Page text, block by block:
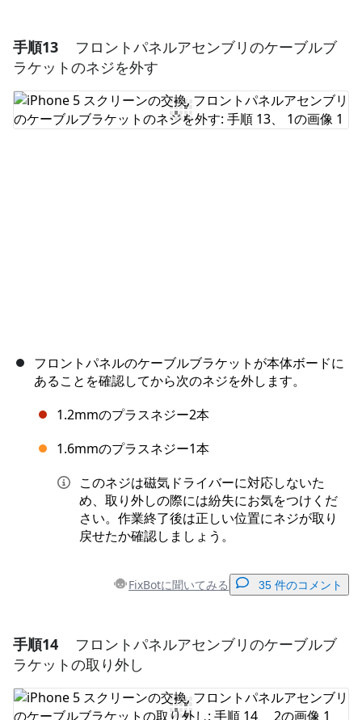
コメントを追加
コメントを追加
手順13
フロントパネルアセンブリのケーブルブ
ラケットのネジを外す
フロントパネルのケーブルブラケットが本体ボードに
あることを確認してから次のネジを外します。
1.2mmのプラスネジー2本
1.6mmのプラスネジー1本
このネジは磁気ドライバーに対応しないた
め、取り外しの際には紛失にお気をつけくだ
さい。作業終了後は正しい位置にネジが取り
戻せたか確認しましょう。
FixBotに聞いてみる 35 件のコメント
コメントを追加
コメントを追加
手順14
フロントパネルアセンブリのケーブルブ
ラケットの取り外し